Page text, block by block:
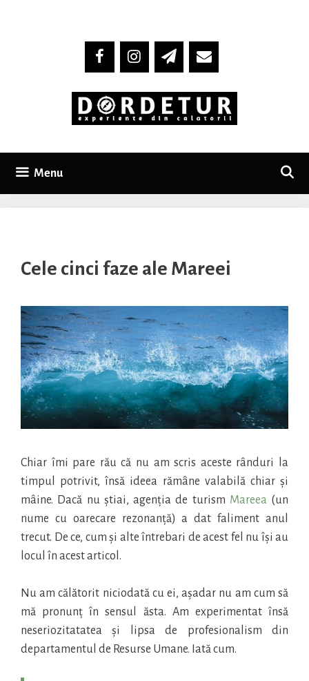
Menu
Cele cinci faze ale Mareei
Chiar îmi pare rău că nu am scris aceste rânduri la
timpul potrivit, însă ideea rămâne valabilă chiar și
mâine. Dacă nu știai, agenția de turism Mareea (un
nume cu oarecare rezonanță) a dat faliment anul
trecut. De ce, cum și alte întrebari de acest fel nu își au
locul în acest articol.
Nu am călătorit niciodată cu ei, așadar nu am cum să
mă pronunț în sensul ăsta. Am experimentat însă
neseriozitatatea și lipsa de profesionalism din
departamentul de Resurse Umane. Iată cum.